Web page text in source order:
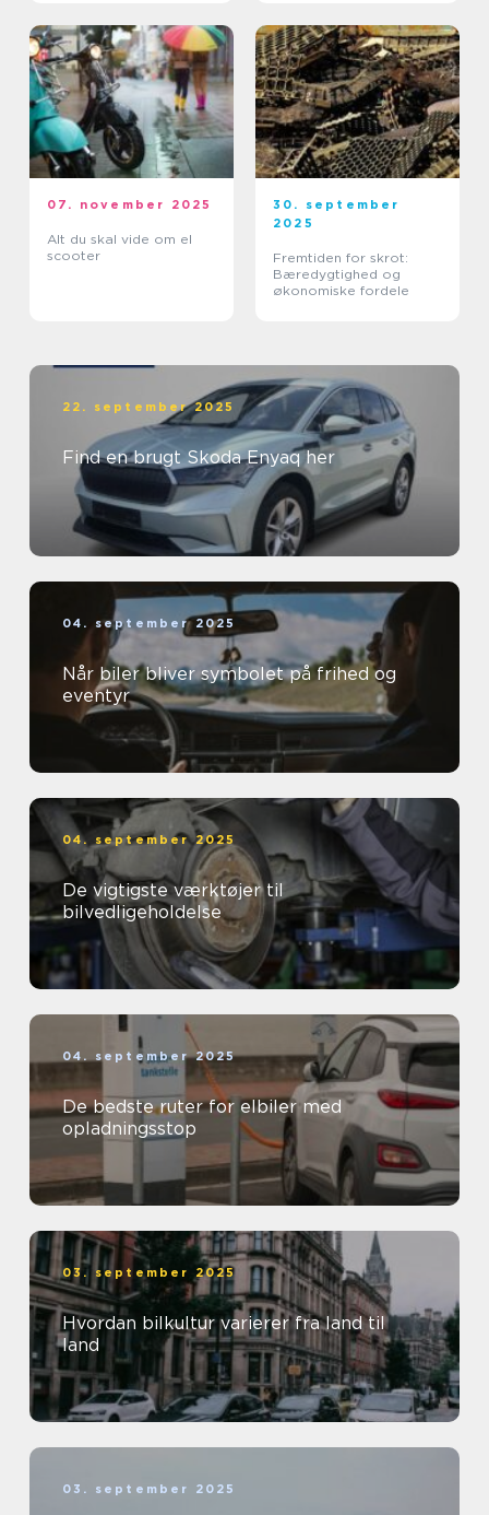
07. november 2025
Alt du skal vide om el
scooter
30. september
2025
Fremtiden for skrot:
Bæredygtighed og
økonomiske fordele
22. september 2025
Find en brugt Skoda Enyaq her
04. september 2025
Når biler bliver symbolet på frihed og
eventyr
04. september 2025
De vigtigste værktøjer til
bilvedligeholdelse
04. september 2025
De bedste ruter for elbiler med
opladningsstop
03. september 2025
Hvordan bilkultur varierer fra land til
land
03. september 2025